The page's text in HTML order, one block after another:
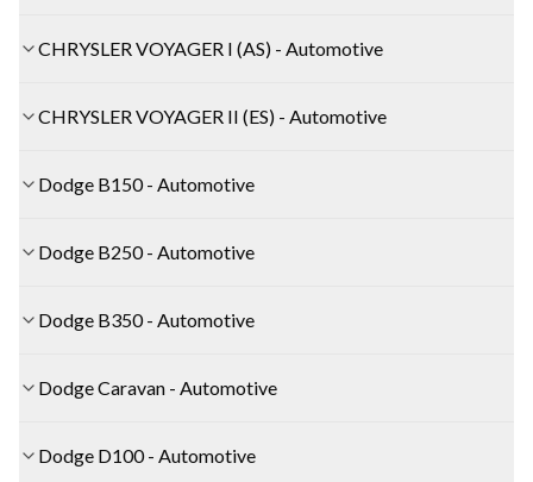
CHRYSLER VOYAGER I (AS) - Automotive
CHRYSLER VOYAGER II (ES) - Automotive
Dodge B150 - Automotive
Dodge B250 - Automotive
Dodge B350 - Automotive
Dodge Caravan - Automotive
Dodge D100 - Automotive